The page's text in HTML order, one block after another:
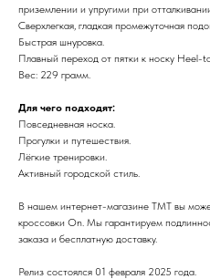
приземлении и упругими при
Сверхлегкая, гладкая промежуточная
Быстрая шнуровка.
Плавный переход от пятки к носку Heel-
Вес: 229 грамм.
Для чего подходят:
Повседневная носка.
Прогулки и путешествия.
Лёгкие тренировки.
Активный городской стиль.
В нашем интернет-магазине TMT вы
кроссовки On. Мы гарантируем
заказа и бесплатную доставку.
Релиз состоялся 01 февраля 2025 года.